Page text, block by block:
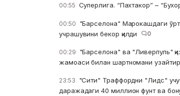
00:55 Суперлига. “Пахтакор” –
00:50 "Барселона" Марокашдаги
учрашувини бекор қилди
0
00:29 "Барселона" ва "Ливерпуль"
жамоаси билан шартномани
23:53 "Сити" Траффордни "Лидс"
даражадаги 40 миллион фунт ва